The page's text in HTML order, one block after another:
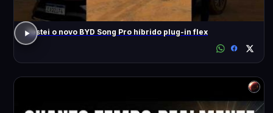
Testei o novo BYD Song Pro híbrido plug-in flex